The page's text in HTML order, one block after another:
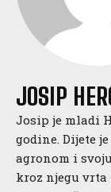
JOSIP
Josip je mladi
godine. Dijete
agronom i
kroz njegu vrta